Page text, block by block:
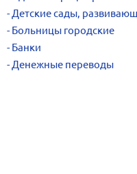
Детские сады,
Больницы городские
Банки
Денежные переводы